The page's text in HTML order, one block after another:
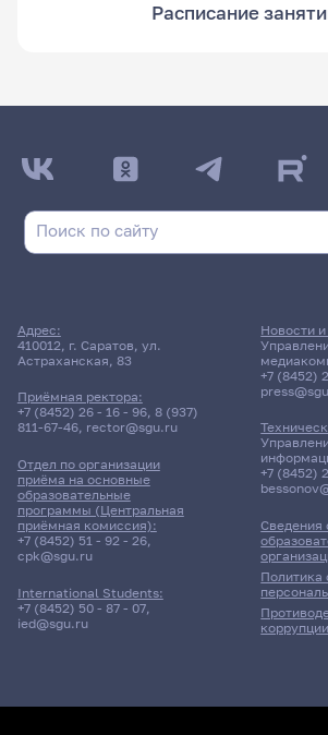
Расписание
Адрес:
410012, г. Саратов, ул.
Астраханская, 83
Приёмная ректора:
+7 (8452) 26 - 16 - 96, 8 (937)
811-67-46, rector@sgu.ru
Отдел по организации
приёма на основные
образовательные
программы (Центральная
приёмная комиссия):
+7 (8452) 51 - 92 - 26,
cpk@sgu.ru
International Students:
+7 (8452) 50 - 87 - 07,
ied@sgu.ru
Сведения
Политика
коррупции
Новости
+7 (8452)
+7 (8452)